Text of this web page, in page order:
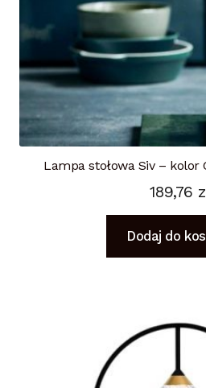
Lampa stołowa Siv – kolor
189,76
Dodaj do